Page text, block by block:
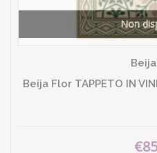
Non
Beija Flor TAPPETO IN